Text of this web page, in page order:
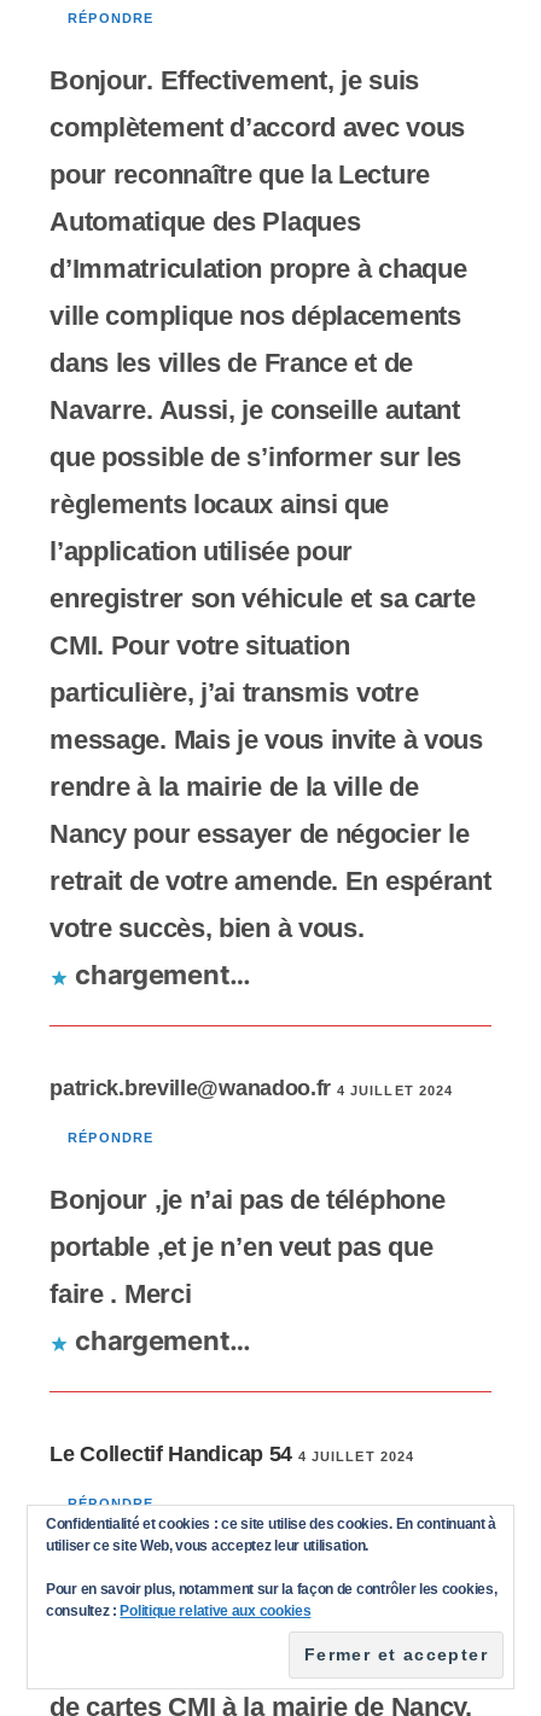
RÉPONDRE
Bonjour. Effectivement, je suis
complètement d’accord avec vous
pour reconnaître que la Lecture
Automatique des Plaques
d’Immatriculation propre à chaque
ville complique nos déplacements
dans les villes de France et de
Navarre. Aussi, je conseille autant
que possible de s’informer sur les
règlements locaux ainsi que
l’application utilisée pour
enregistrer son véhicule et sa carte
CMI. Pour votre situation
particulière, j’ai transmis votre
message. Mais je vous invite à vous
rendre à la mairie de la ville de
Nancy pour essayer de négocier le
retrait de votre amende. En espérant
votre succès, bien à vous.
chargement…
patrick.breville@wanadoo.fr 4 JUILLET 2024
RÉPONDRE
Bonjour ,je n’ai pas de téléphone
portable ,et je n’en veut pas que
faire . Merci
chargement…
Le Collectif Handicap 54 4 JUILLET 2024
RÉPONDRE
téléphone portable, il vous faut vous
inscrire sur la liste des détenteurs
de cartes CMI à la mairie de Nancy.
Confidentialité et cookies : ce site utilise des cookies. En continuant à
utiliser ce site Web, vous acceptez leur utilisation.
Pour en savoir plus, notamment sur la façon de contrôler les cookies,
consultez : Politique relative aux cookies